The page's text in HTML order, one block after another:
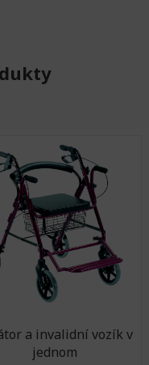
a invalidní vozík v
jednom